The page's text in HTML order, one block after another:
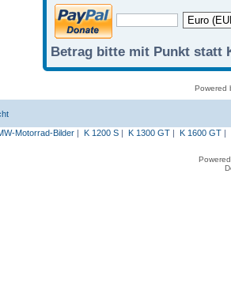
Betrag bitte mit Punkt statt
Powered
Motorrad-Bilder| K 1200 S| K 1300 GT| K 1600 GT|